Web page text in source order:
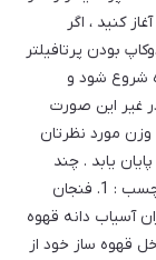
کنید ، اگر
بودن پرتافیلتر
شروع شود و
غیر این صورت
مورد نظرتان
یابد . چند
نکته برای آماده شدن یک فنجان قهوه اسپرسو دلچسب : 1. فنجان
قبل کمی گرم کنید. 2. به میزان آسیاب دانه قهوه
یا زیاد ریز نباشد. 3. در داخل قهوه ساز خود از